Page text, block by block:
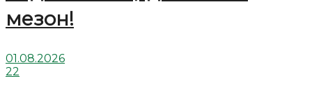
мезон!
01.08.2026
22